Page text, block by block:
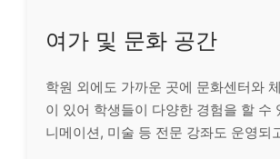
여가 및 문화 공간
학원 외에도 가까운 곳에 문화센터와
이 있어 학생들이 다양한 경험을 할 수
니메이션, 미술 등 전문 강좌도 운영되